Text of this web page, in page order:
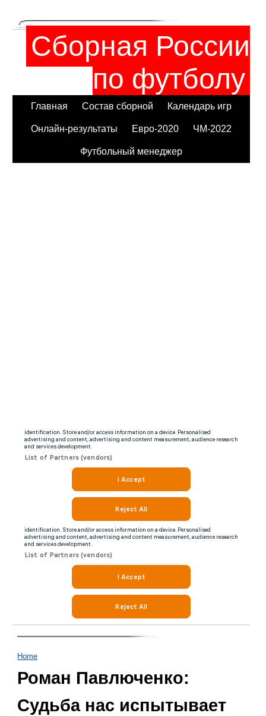
Сборная России
по футболу
Главная Состав сборной Календарь игр
Онлайн-результаты Евро-2020 ЧМ-2022
Футбольный менеджер
Home
Роман Павлюченко:
Судьба нас испытывает